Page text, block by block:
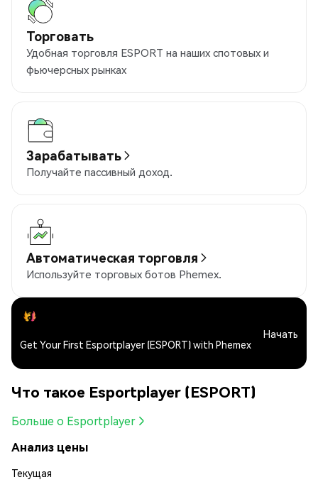
Торговать
Удобная торговля ESPORT на наших спотовых и
фьючерсных рынках
Зарабатывать
Получайте пассивный доход.
Автоматическая торговля
Используйте торговых ботов Phemex.
Get Your First Esportplayer (ESPORT) with Phemex
Начать
Что такое Esportplayer (ESPORT)
Больше о Esportplayer
Анализ цены
Текущая